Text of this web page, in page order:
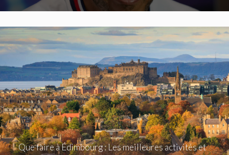
Que faire à Édimbourg : Les meilleures activités et